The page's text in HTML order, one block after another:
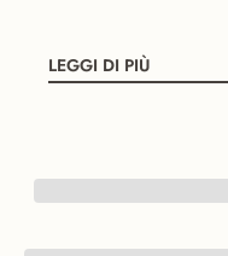
LEGGI DI PIÙ